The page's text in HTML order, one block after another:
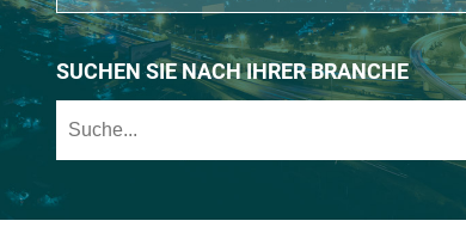
SUCHEN SIE NACH IHRER BRANCHE